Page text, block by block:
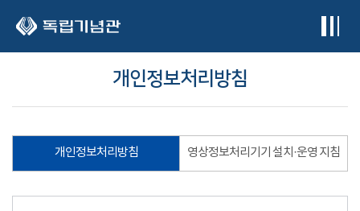
개인정보처리방침
개인정보처리방침 영상정보처리기기 설치·운영 지침